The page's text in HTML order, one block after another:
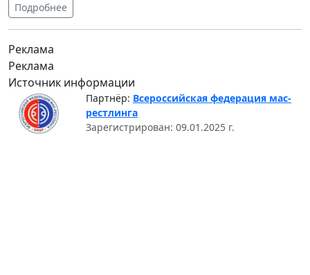
Подробнее
Реклама
Реклама
Источник информации
Партнёр: Всероссийская федерация мас-
рестлинга
Зарегистрирован: 09.01.2025 г.